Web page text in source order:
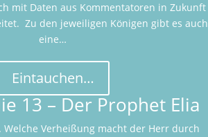
mit Daten aus Kommentatoren in Zukunft
Zu den jeweiligen Königen gibt es auch
eine…
Eintauchen…
13 – Der Prophet Elia
Welche Verheißung macht der Herr durch